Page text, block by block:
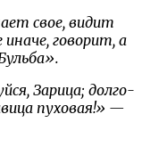
свое, видит
иначе, говорит, а
Зарица; долго-
пуховая!» —